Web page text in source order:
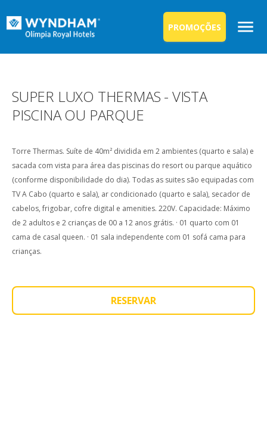
PROMOÇÕES
SUPER LUXO THERMAS - VISTA
PISCINA OU PARQUE
Torre Thermas. Suíte de 40m² dividida em 2 ambientes (quarto e sala) e
sacada com vista para área das piscinas do resort ou parque aquático
(conforme disponibilidade do dia). Todas as suites são equipadas com
TV A Cabo (quarto e sala), ar condicionado (quarto e sala), secador de
cabelos, frigobar, cofre digital e amenities. 220V. Capacidade: Máximo
de 2 adultos e 2 crianças de 00 a 12 anos grátis. · 01 quarto com 01
cama de casal queen. · 01 sala independente com 01 sofá cama para
crianças.
RESERVAR